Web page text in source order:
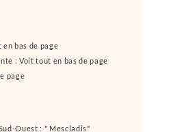
bas de page
: Voit tout en bas de page
page
Ouest : " Mescladis"